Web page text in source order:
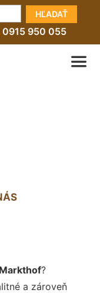
HĽADAŤ
0915 950 055
?
a zároveň